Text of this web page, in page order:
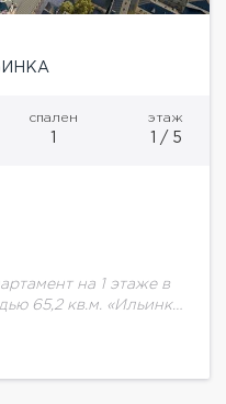
спален
1
этаж
1 / 5
на 1 этаже в
65,2 кв.м. «Ильинка